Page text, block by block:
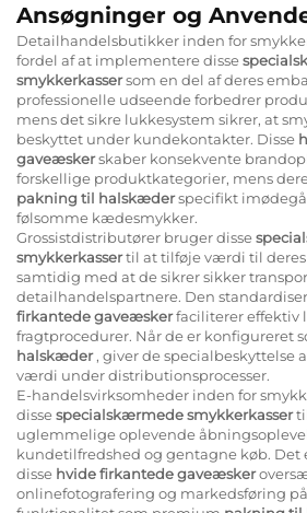
Ansøgninger og
Detailhandelsbutikker inden for
fordel af at implementere disse
smykkerkassersom en del af deres
professionelle udseende forbedrer
mens det sikre lukkesystem sikrer, at
beskyttet under kundekontakter. Disse
gaveæskerskaber konsekvente
forskellige produktkategorier, mens
pakning til halskæderspecifikt
følsomme kædesmykker.
Grossistdistributører bruger disse
smykkerkassertil at tilføje værdi til
samtidig med at de sikrer sikker
detailhandelspartnere. Den
firkantede gaveæskerfaciliterer effektiv
fragtprocedurer. Når de er konfigureret
halskæder, giver de specialbeskyttelse
værdi under distributionsprocesser.
E-handelsvirksomheder inden for
dissespecialskærmede smykkerkasser
uglemmelige oplevende
kundetilfredshed og gentagne køb. Det
disse hvide firkantede gaveæsker
onlinefotografering og markedsføring